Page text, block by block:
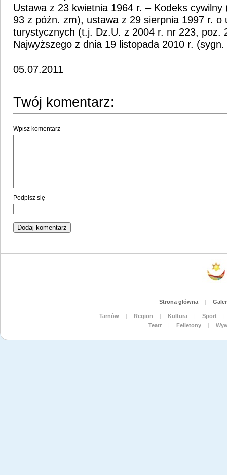
Ustawa z 23 kwietnia 1964 r. – Kodeks
93 z późn. zm), ustawa z 29 sierpnia 1997 r. o
turystycznych (t.j. Dz.U. z 2004 r. nr 223, poz.
Najwyższego z dnia 19 listopada 2010 r.
05.07.2011
Twój komentarz:
Wpisz komentarz
Podpisz się
Strona główna |
Tarnów | Region | Kultura | Sport
|
Teatr
| Felietony |